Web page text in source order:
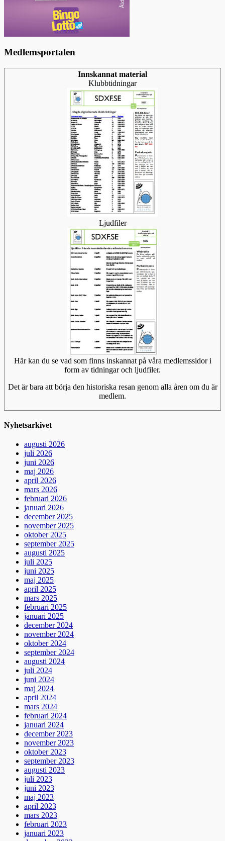
Medlemsportalen
Innskannat material
Klubbtidningar
Ljudfiler
Här kan du se vad som finns inskannat på våra medlemssidor i
form av tidningar och ljudfiler.
Det är bara att börja den historiska resan genom alla åren om du är
medlem.
Nyhetsarkivet
augusti 2026
juli 2026
juni 2026
maj 2026
april 2026
mars 2026
februari 2026
januari 2026
december 2025
november 2025
oktober 2025
september 2025
augusti 2025
juli 2025
juni 2025
maj 2025
april 2025
mars 2025
februari 2025
januari 2025
december 2024
november 2024
oktober 2024
september 2024
augusti 2024
juli 2024
juni 2024
maj 2024
april 2024
mars 2024
februari 2024
januari 2024
december 2023
november 2023
oktober 2023
september 2023
augusti 2023
juli 2023
juni 2023
maj 2023
april 2023
mars 2023
februari 2023
januari 2023